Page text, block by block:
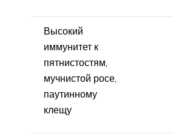
Высокий
иммунитет к
пятнистостям,
мучнистой росе,
паутинному
клещу